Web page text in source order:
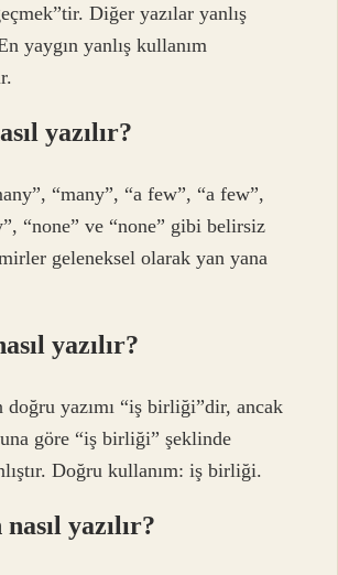
Diğer yazılar yanlış
yaygın yanlış kullanım
yazılır?
“many”, “a few”, “a few”,
“none” ve “none” gibi belirsiz
geleneksel olarak yan yana
yazılır?
yazımı “iş birliği”dir, ancak
göre “iş birliği” şeklinde
Doğru kullanım: iş birliği.
yazılır?